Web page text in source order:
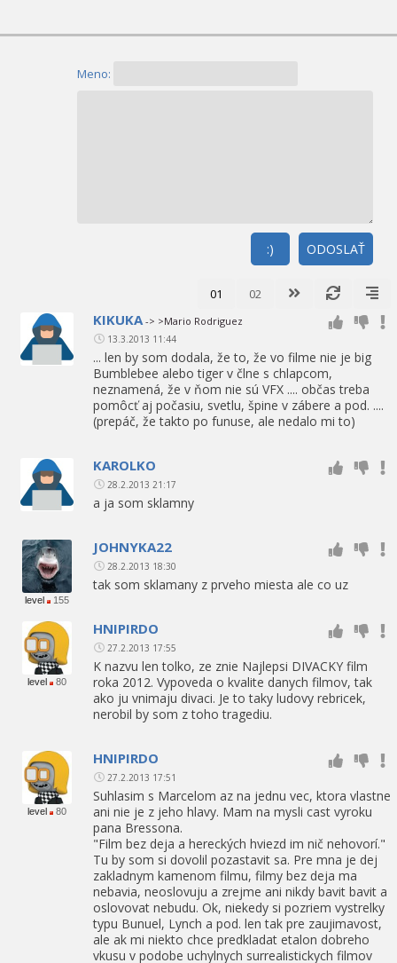
Meno:
ODOSLAŤ
:)
01 02
KIKUKA -> >Mario Rodriguez
13.3.2013 11:44
... len by som dodala, že to, že vo filme nie je big
Bumblebee alebo tiger v člne s chlapcom,
neznamená, že v ňom nie sú VFX .... občas treba
pomôcť aj počasiu, svetlu, špine v zábere a pod. ....
(prepáč, že takto po funuse, ale nedalo mi to)
KAROLKO
28.2.2013 21:17
a ja som sklamny
level 155
JOHNYKA22
28.2.2013 18:30
tak som sklamany z prveho miesta ale co uz
level 80
HNIPIRDO
27.2.2013 17:55
K nazvu len tolko, ze znie Najlepsi DIVACKY film
roka 2012. Vypoveda o kvalite danych filmov, tak
ako ju vnimaju divaci. Je to taky ludovy rebricek,
nerobil by som z toho tragediu.
level 80
HNIPIRDO
27.2.2013 17:51
Suhlasim s Marcelom az na jednu vec, ktora vlastne
ani nie je z jeho hlavy. Mam na mysli cast vyroku
pana Bressona.
"Film bez deja a hereckých hviezd im nič nehovorí."
Tu by som si dovolil pozastavit sa. Pre mna je dej
zakladnym kamenom filmu, filmy bez deja ma
nebavia, neoslovuju a zrejme ani nikdy bavit bavit a
oslovovat nebudu. Ok, niekedy si pozriem vystrelky
typu Bunuel, Lynch a pod. len tak pre zaujimavost,
ale ak mi niekto chce predkladat etalon dobreho
vkusu v podobe uchylnych surrealistickych filmov